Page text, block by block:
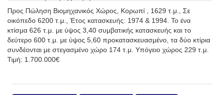
Προς Πώληση Βιομηχανικός Χώρος, Κορωπί , 1629 τ.μ., Σε
οικόπεδο 6200 τ.μ., Έτος κατασκευής: 1974 & 1994. Το ένα
κτίσμα 626 τ.μ. με ύψος 3,40 συμβατικής κατασκευής και το
δεύτερο 600 τ.μ. με ύψος 5,60 προκατασκευασμένο, τα δύο κτίρια
συνδέονται με στεγασμένο χώρο 174 τ.μ. Υπόγειο χώρος 229 τ.μ.
Τιμή: 1.700.000€